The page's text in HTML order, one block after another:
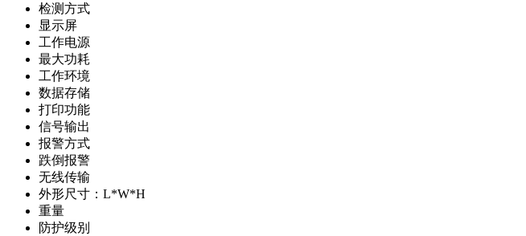
检测方式
显示屏
工作电源
最大功耗
工作环境
数据存储
打印功能
信号输出
报警方式
跌倒报警
无线传输
外形尺寸：L*W*H
重量
防护级别